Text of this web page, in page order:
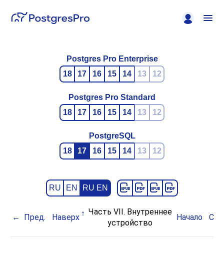
Postgres Pro Enterprise
18
17 16 15 14 13 12
Postgres Pro Standard
18
17 16 15 14 13 12
PostgreSQL
18
17 16 15 14 13 12
RU EN RU EN
Пред. Наверх
Часть VII. Внутреннее
устройство
Начало